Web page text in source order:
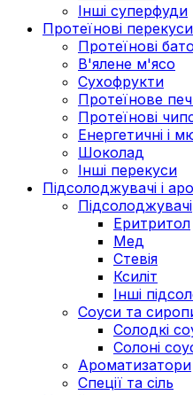
Інші суперфуди
Протеїнові перекуси
Протеїнові
В'ялене м'ясо
Сухофрукти
Протеїнове
Протеїнові
Енергетичні і
Шоколад
Інші перекуси
Підсолоджувачі і
Підсолоджувачі
Еритритол
Мед
Стевія
Ксиліт
Інші
Соуси та
Солодкі
Солоні
Ароматизатори
Спеції та сіль